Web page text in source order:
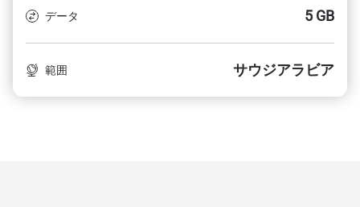
データ 5 GB
範囲 サウジアラビア